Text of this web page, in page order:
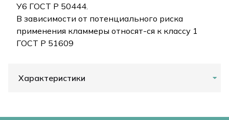
У6 ГОСТ Р 50444.
В зависимости от потенциального риска
применения кламмеры относят-ся к классу 1
ГОСТ Р 51609
Характеристики